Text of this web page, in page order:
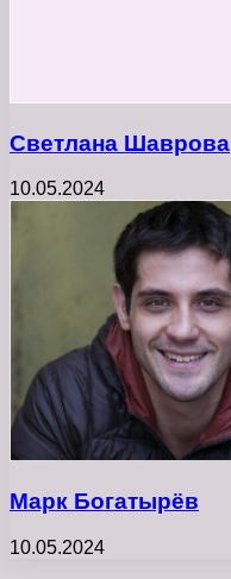
Светлана Шаврова
10.05.2024
Марк Богатырёв
10.05.2024